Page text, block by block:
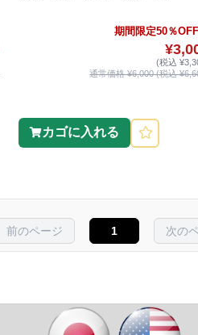
期間限定50％OFF
(税込
通常価格 ¥6,000 (税込
カゴに入れる
前のページ 1 次の